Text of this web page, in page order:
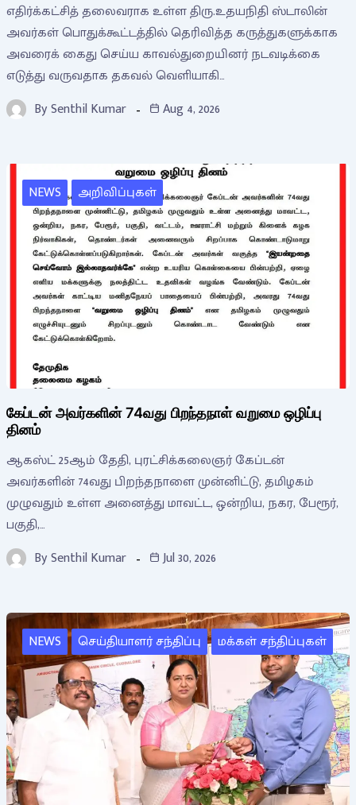
எதிர்க்கட்சித் தலைவராக உள்ள திரு.உதயநிதி ஸ்டாலின்
அவர்கள் பொதுக்கூட்டத்தில் தெரிவித்த கருத்துகளுக்காக
அவரைக் கைது செய்ய காவல்துறையினர் நடவடிக்கை
எடுத்து வருவதாக தகவல் வெளியாகி…
BySenthil Kumar Aug 4, 2026
NEWS அறிவிப்புகள்
கேப்டன் அவர்களின் 74வது பிறந்தநாள் வறுமை ஒழிப்பு
தினம்
ஆகஸ்ட் 25ஆம் தேதி, புரட்சிக்கலைஞர் கேப்டன்
அவர்களின் 74வது பிறந்தநாளை முன்னிட்டு, தமிழகம்
முழுவதும் உள்ள அனைத்து மாவட்ட, ஒன்றிய, நகர, பேரூர்,
பகுதி,…
BySenthil Kumar Jul 30, 2026
NEWS செய்தியாளர் சந்திப்பு மக்கள் சந்திப்புகள்